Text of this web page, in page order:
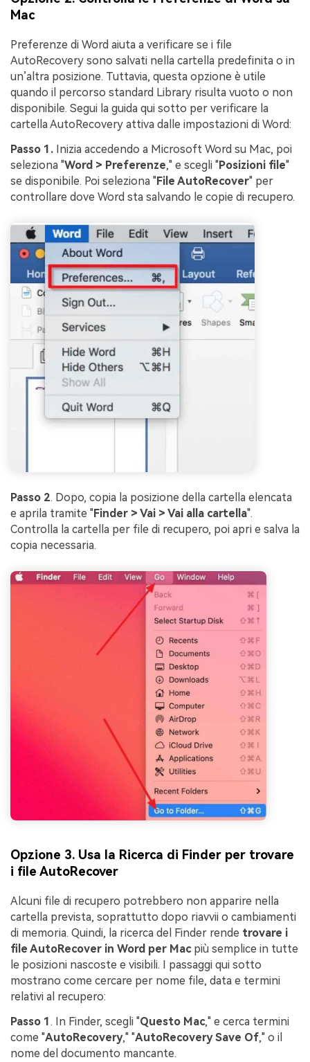
Mac
Preferenze di Word aiuta a verificare se i file
AutoRecovery sono salvati nella cartella predefinita o in
un’altra posizione. Tuttavia, questa opzione è utile
quando il percorso standard Library risulta vuoto o non
disponibile. Segui la guida qui sotto per verificare la
cartella AutoRecovery attiva dalle impostazioni di Word:
Passo 1. Inizia accedendo a Microsoft Word su Mac, poi
seleziona "Word > Preferenze," e scegli "Posizioni file"
se disponibile. Poi seleziona "File AutoRecover" per
controllare dove Word sta salvando le copie di recupero.
Passo 2. Dopo, copia la posizione della cartella elencata
e aprila tramite "Finder > Vai > Vai alla cartella".
Controlla la cartella per file di recupero, poi apri e salva la
copia necessaria.
Opzione 3. Usa la Ricerca di Finder per trovare
i file AutoRecover
Alcuni file di recupero potrebbero non apparire nella
cartella prevista, soprattutto dopo riavvii o cambiamenti
di memoria. Quindi, la ricerca del Finder rende trovare i
file AutoRecover in Word per Macpiù semplice in tutte
le posizioni nascoste e visibili. I passaggi qui sotto
mostrano come cercare per nome file, data e termini
relativi al recupero:
Passo 1 . In Finder, scegli "Questo Mac," e cerca termini
come "AutoRecovery," "AutoRecovery Save Of," o il
nome del documento mancante.